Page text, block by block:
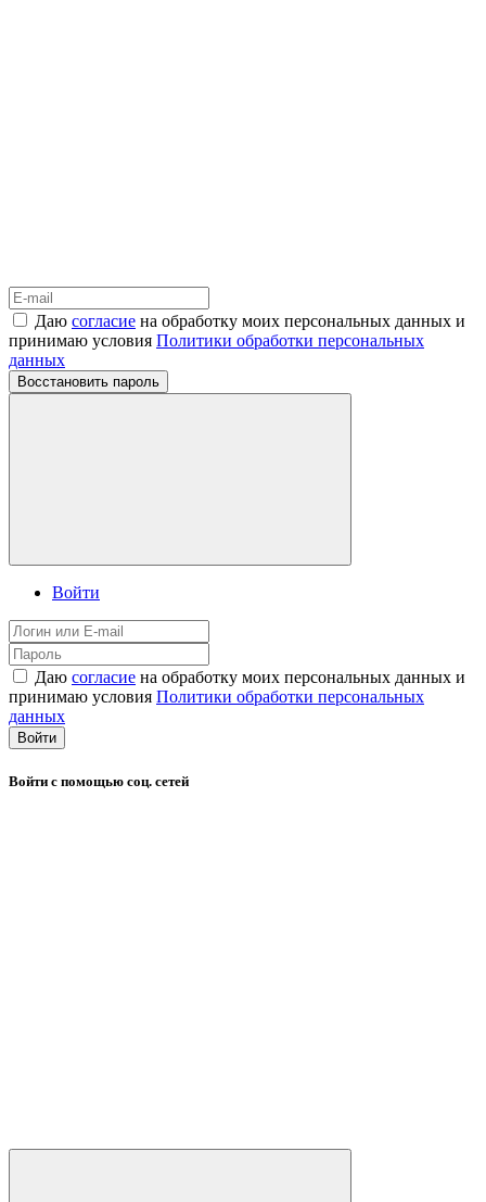
Даю согласие на обработку моих персональных данных и
принимаю условия Политики обработки персональных
данных
Восстановить пароль
Войти
Даю согласие на обработку моих персональных данных и
принимаю условия Политики обработки персональных
данных
Войти
Войти с помощью соц. сетей